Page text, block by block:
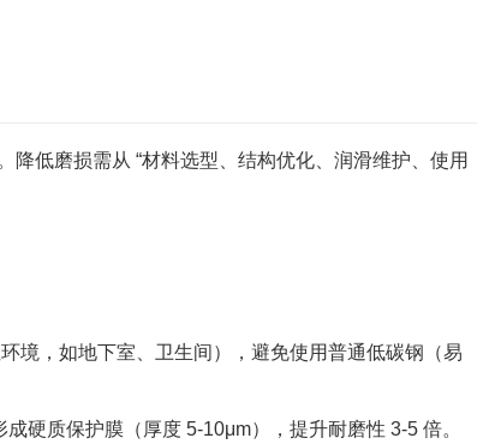
低磨损需从 “材料选型、结构优化、润滑维护、使用
境，如地下室、卫生间），避免使用普通低碳钢（易
硬质保护膜（厚度 5-10μm），提升耐磨性 3-5 倍。